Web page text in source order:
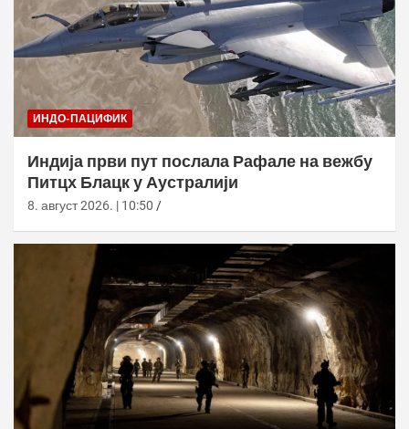
ИНДО-ПАЦИФИК
Индија први пут послала Рафале на вежбу
Питцх Блацк у Аустралији
8. август 2026. | 10:50